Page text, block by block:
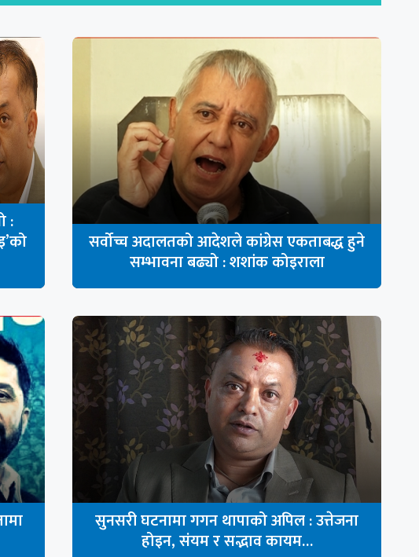
:
सर्वोच्च अदालतको आदेशले कांग्रेस एकताबद्ध हुने
सम्भावना बढ्यो : शशांक कोइराला
सुनसरी घटनामा गगन थापाको अपिल : उत्तेजना
होइन, संयम र सद्भाव कायम…